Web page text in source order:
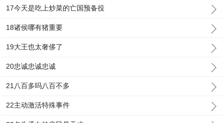
17今天是吃上炒菜的亡国预备役
18诸侯哪有猪重要
19大王也太奢侈了
20忠诚忠诚忠诚
21八百多吗八百不多
22主动激活特殊事件